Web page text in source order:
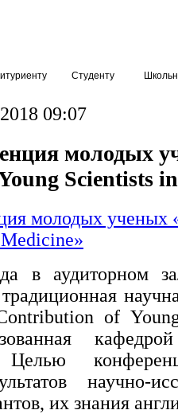
Студенту
09:07
молодых
Scientists
в аудиторном
of
научно-
их знания